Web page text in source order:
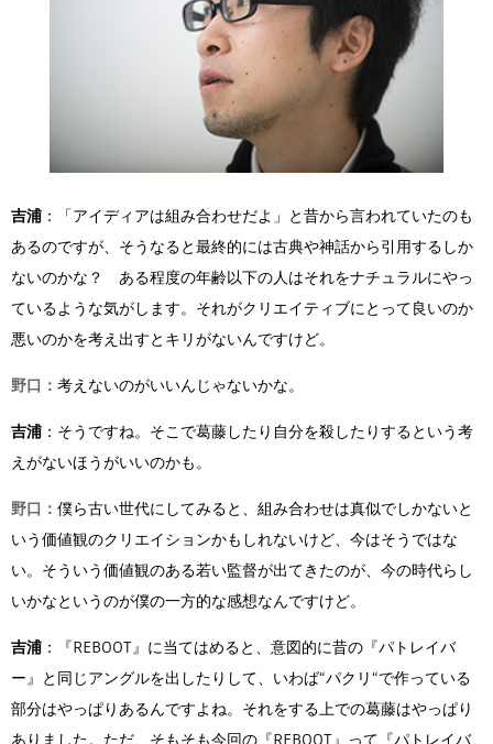
吉浦 ：「アイディアは組み合わせだよ」と昔から言われていたのも
あるのですが、そうなると最終的には古典や神話から引用するしか
ないのかな？ ある程度の年齢以下の人はそれをナチュラルにやっ
ているような気がします。それがクリエイティブにとって良いのか
悪いのかを考え出すとキリがないんですけど。
野口： 考えないのがいいんじゃないかな。
吉浦 ：そうですね。そこで葛藤したり自分を殺したりするという考
えがないほうがいいのかも。
野口： 僕ら古い世代にしてみると、組み合わせは真似でしかないと
いう価値観のクリエイションかもしれないけど、今はそうではな
い。そういう価値観のある若い監督が出てきたのが、今の時代らし
いかなというのが僕の一方的な感想なんですけど。
吉浦 ：『REBOOT』に当てはめると、意図的に昔の『パトレイバ
ー』と同じアングルを出したりして、いわば“パクリ“で作っている
部分はやっぱりあるんですよね。それをする上での葛藤はやっぱり